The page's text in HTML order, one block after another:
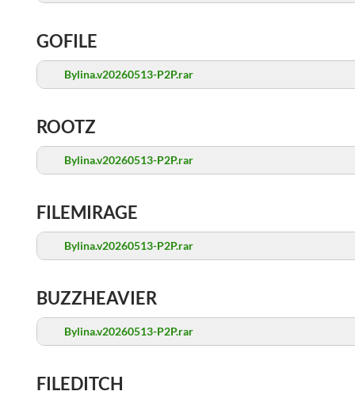
GOFILE
Bylina.v20260513-P2P.rar
ROOTZ
Bylina.v20260513-P2P.rar
FILEMIRAGE
Bylina.v20260513-P2P.rar
BUZZHEAVIER
Bylina.v20260513-P2P.rar
FILEDITCH